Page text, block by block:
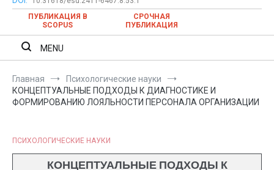
ежемесячном научном журнале
ПУБЛИКАЦИЯ В
SCOPUS
СРОЧНАЯ
ПУБЛИКАЦИЯ
MENU
Главная
Психологические науки
КОНЦЕПТУАЛЬНЫЕ ПОДХОДЫ К ДИАГНОСТИКЕ И
ФОРМИРОВАНИЮ ЛОЯЛЬНОСТИ ПЕРСОНАЛА ОРГАНИЗАЦИИ
ПСИХОЛОГИЧЕСКИЕ НАУКИ
КОНЦЕПТУАЛЬНЫЕ ПОДХОДЫ К